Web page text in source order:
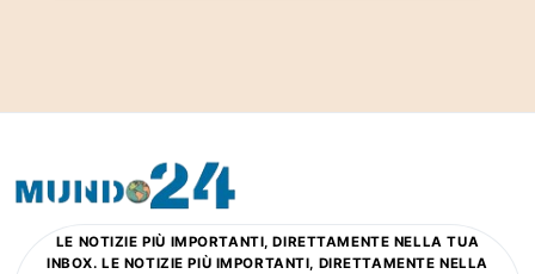
LE NOTIZIE PIÙ IMPORTANTI, DIRETTAMENTE NELLA TUA
INBOX. LE NOTIZIE PIÙ IMPORTANTI, DIRETTAMENTE NELLA